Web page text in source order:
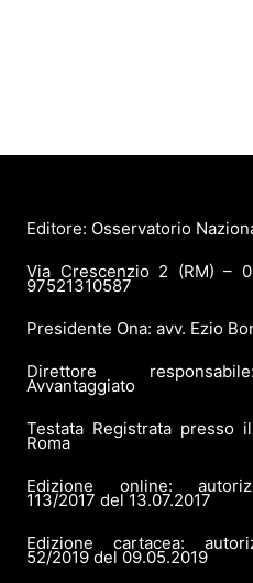
Editore: Osservatorio
Via Crescenzio 2 (RM) –
97521310587
Presidente Ona: avv. Ezio
Direttore
Avvantaggiato
Testata Registrata presso
Roma
Edizione online:
113/2017 del 13.07.2017
Edizione cartacea:
52/2019 del 09.05.2019